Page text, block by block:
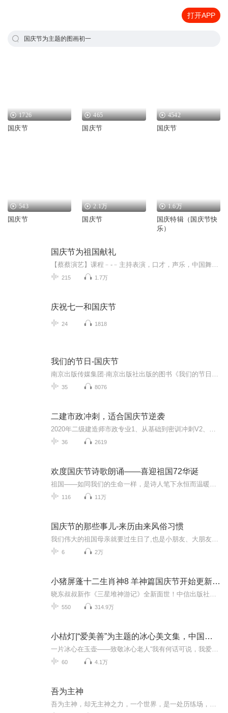
打开APP
国庆节为主题的图画初一
1726
国庆节
465
国庆节
4542
国庆节
543
国庆节
2.1万
国庆节
1.6万
国庆特辑（国庆节快
乐）
国庆节为祖国献礼
215 1.7万
庆祝七一和国庆节
24 1818
我们的节日-国庆节
35 8076
二建市政冲刺，适合国庆节逆袭
36 2619
欢度国庆节诗歌朗诵——喜迎祖国72华诞
116 11万
国庆节的那些事儿-来历由来风俗习惯
6 2万
小猪屏蓬十二生肖神8 羊神篇国庆节开始更新啦！
550 314.9万
小桔灯|“爱美善”为主题的冰心美文集，中国现代儿童文学“爱的经典”读本
60 4.1万
吾为主神